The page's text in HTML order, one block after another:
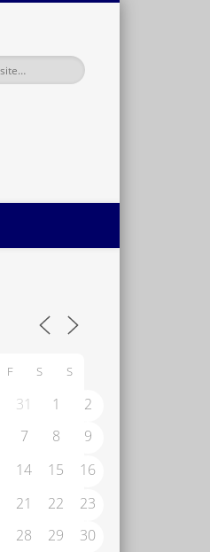
F S S
31 1
2
7 8
9
14 15
16
21 22
23
28 29
30